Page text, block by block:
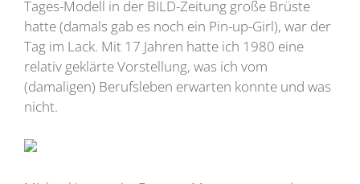
Tages-Modell in der BILD-Zeitung große Brüste
hatte (damals gab es noch ein Pin-up-Girl), war der
Tag im Lack. Mit 17 Jahren hatte ich 1980 eine
relativ geklärte Vorstellung, was ich vom
(damaligen) Berufsleben erwarten konnte und was
nicht.